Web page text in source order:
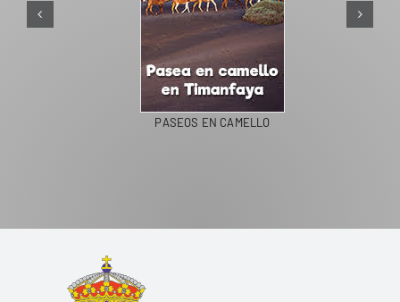
PASEOS EN CAMELLO